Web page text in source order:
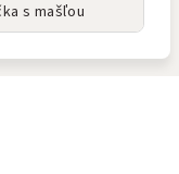
s mašľou